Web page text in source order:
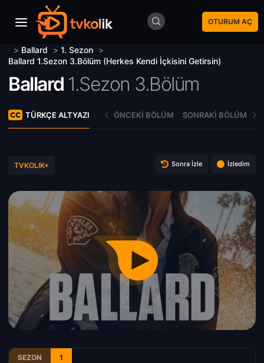
OTURUM AÇ
> Ballard > 1. Sezon >
Ballard 1.Sezon 3.Bölüm (Herkes Kendi İçkisini Getirsin)
Ballard 1.Sezon 3.Bölüm
TÜRKÇE ALTYAZI ÖNCEKI BÖLÜM SONRAKI BÖLÜM
TVKOLIK+ Sonra İzle İzledim
SEZON 1